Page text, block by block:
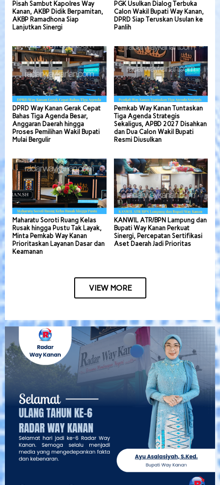
Pisah Sambut Kapolres Way
Kanan, AKBP Didik Berpamitan,
AKBP Ramadhona Siap
Lanjutkan Sinergi
PGK Usulkan Dialog Terbuka
Calon Wakil Bupati Way Kanan,
DPRD Siap Teruskan Usulan ke
Panlih
DPRD Way Kanan Gerak Cepat
Bahas Tiga Agenda Besar,
Anggaran Daerah hingga
Proses Pemilihan Wakil Bupati
Mulai Bergulir
Pemkab Way Kanan Tuntaskan
Tiga Agenda Strategis
Sekaligus, APBD 2027 Disahkan
dan Dua Calon Wakil Bupati
Resmi Diusulkan
Maharatu Soroti Ruang Kelas
Rusak hingga Pustu Tak Layak,
Minta Pemkab Way Kanan
Prioritaskan Layanan Dasar dan
Keamanan
KANWIL ATR/BPN Lampung dan
Bupati Way Kanan Perkuat
Sinergi, Percepatan Sertifikasi
Aset Daerah Jadi Prioritas
VIEW MORE